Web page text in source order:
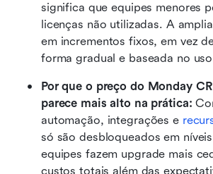
significa que equipes menores
licenças não utilizadas. A
em incrementos fixos, em vez
forma gradual e baseada no
Por que o preço do Monday
parece mais alto na prática:
automação, integrações e
só são desbloqueados em
equipes fazem upgrade mais
custos totais além das